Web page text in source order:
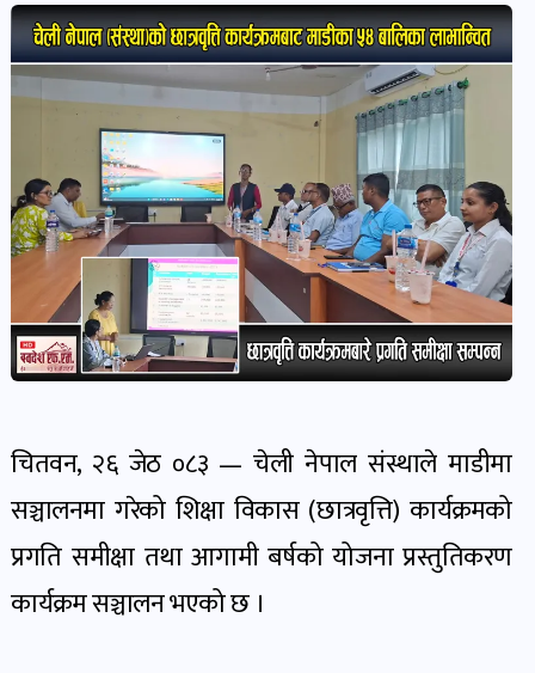
खबर
पोष्ट
खबर
पोष्ट
कृषि
र
कृषक
पर्यटन
खबर
चितवन, २६ जेठ ०८३ — चेली नेपाल संस्थाले माडीमा
सञ्चालनमा गरेको शिक्षा विकास (छात्रवृत्ति) कार्यक्रमको
प्रगति समीक्षा तथा आगामी बर्षको योजना प्रस्तुतिकरण
कार्यक्रम सञ्चालन भएको छ ।